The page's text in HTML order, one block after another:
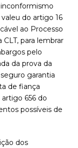
inconformismo
do artigo 16
ao Processo
para lembrar
pelo
da prova da
garantia
de fiança
artigo 656 do
possíveis de
dos